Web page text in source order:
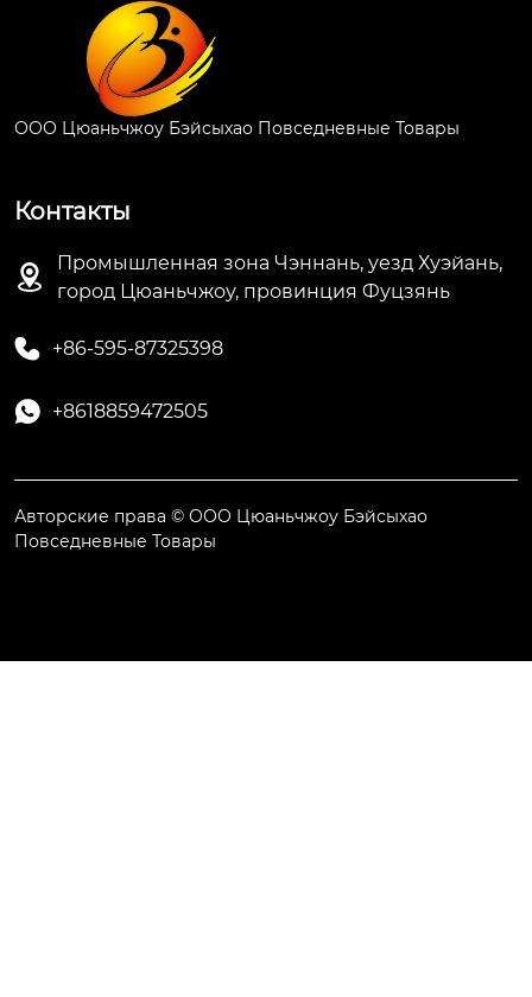
ООО Цюаньчжоу Бэйсыхао Повседневные Товары
Контакты

Промышленная зона Чэннань, уезд Хуэйань,
город Цюаньчжоу, провинция Фуцзянь
 +86-595-87325398
 +8618859472505
Авторские права © ООО Цюаньчжоу Бэйсыхао
Повседневные Товары